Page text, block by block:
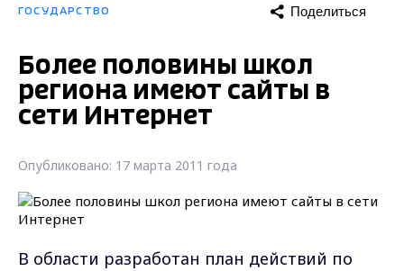
ГОСУДАРСТВО Поделиться
Более половины школ
региона имеют сайты в
сети Интернет
Опубликовано: 17 марта 2011 года
В области разработан план действий по